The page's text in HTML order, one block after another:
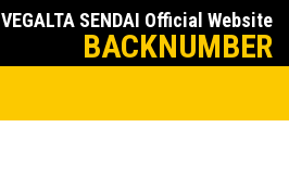
VEGALTA SENDAI Official Website
BACKNUMBER